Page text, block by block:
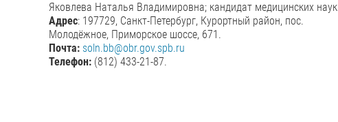
Яковлева Наталья Владимировна; кандидат медицинских наук
Адрес: 197729, Санкт-Петербург, Курортный район, пос.
Молодёжное, Приморское шоссе, 671.
Почта: soln.bb@obr.gov.spb.ru
Телефон: (812) 433-21-87.